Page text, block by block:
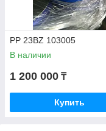
PP 23BZ 103005
В наличии
1 200 000 ₸
Купить